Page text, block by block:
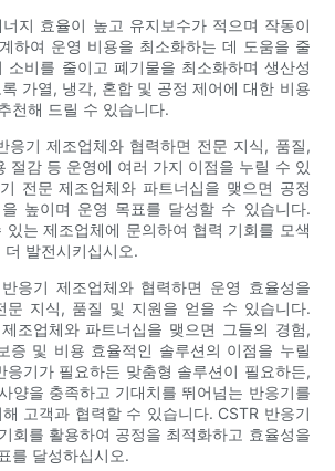
지 효율이 높고 유지보수가 적으며 작동이
하여 운영 비용을 최소화하는 데 도움을 줄
소비를 줄이고 폐기물을 최소화하며 생산성
가열, 냉각, 혼합 및 공정 제어에 대한 비용
천해 드릴 수 있습니다.
응기 제조업체와 협력하면 전문 지식, 품질,
절감 등 운영에 여러 가지 이점을 누릴 수 있
전문 제조업체와 파트너십을 맺으면 공정
높이며 운영 목표를 달성할 수 있습니다.
있는 제조업체에 문의하여 협력 기회를 모색
발전시키십시오.
응기 제조업체와 협력하면 운영 효율성을
문 지식, 품질 및 지원을 얻을 수 있습니다.
조업체와 파트너십을 맺으면 그들의 경험,
증 및 비용 효율적인 솔루션의 이점을 누릴
응기가 필요하든 맞춤형 솔루션이 필요하든,
양을 충족하고 기대치를 뛰어넘는 반응기를
고객과 협력할 수 있습니다. CSTR 반응기
회를 활용하여 공정을 최적화하고 효율성을
를 달성하십시오.